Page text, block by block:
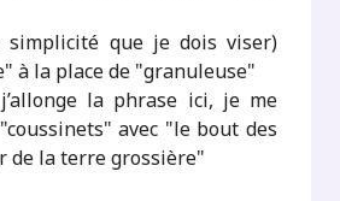
simplicité que je dois viser)
à la place de "granuleuse"
la phrase ici, je me
avec "le bout des
de la terre grossière"